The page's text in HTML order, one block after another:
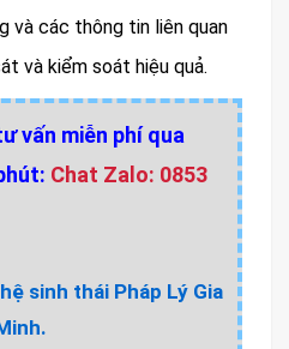
và các thông tin liên quan
và kiểm soát hiệu quả.
vấn miễn phí qua
Chat Zalo: 0853
sinh thái Pháp Lý Gia